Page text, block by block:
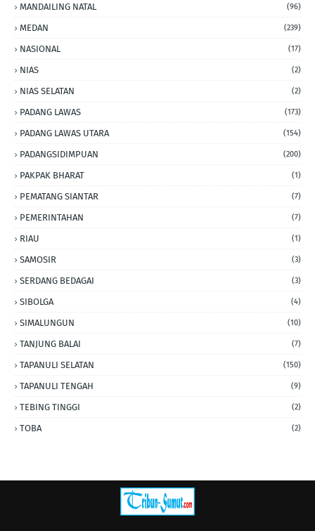
MANDAILING NATAL (96)
MEDAN (239)
NASIONAL (17)
NIAS (2)
NIAS SELATAN (2)
PADANG LAWAS (173)
PADANG LAWAS UTARA (154)
PADANGSIDIMPUAN (200)
PAKPAK BHARAT (1)
PEMATANG SIANTAR (7)
PEMERINTAHAN (7)
RIAU (1)
SAMOSIR (3)
SERDANG BEDAGAI (3)
SIBOLGA (4)
SIMALUNGUN (10)
TANJUNG BALAI (7)
TAPANULI SELATAN (150)
TAPANULI TENGAH (9)
TEBING TINGGI (2)
TOBA (2)